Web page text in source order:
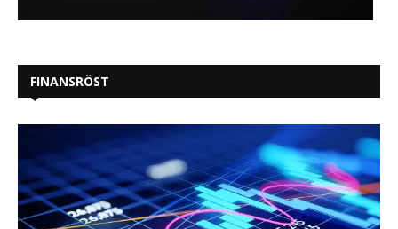
FINANSRÖST